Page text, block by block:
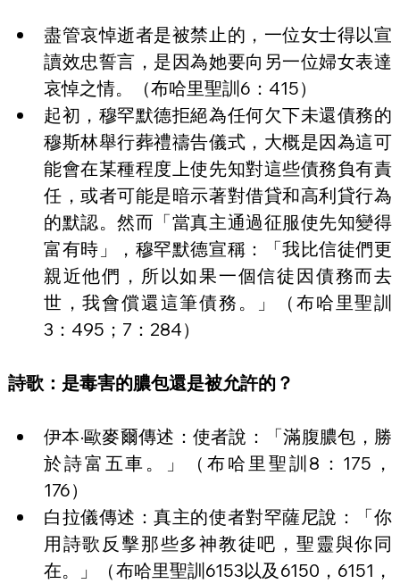
盡管哀悼逝者是被禁止的，一位女士得以宣
讀效忠誓言，是因為她要向另一位婦女表達
哀悼之情。（布哈里聖訓6：415）
起初，穆罕默德拒絕為任何欠下未還債務的
穆斯林舉行葬禮禱告儀式，大概是因為這可
能會在某種程度上使先知對這些債務負有責
任，或者可能是暗示著對借貸和高利貸行為
的默認。然而「當真主通過征服使先知變得
富有時」，穆罕默德宣稱：「我比信徒們更
親近他們，所以如果一個信徒因債務而去
世，我會償還這筆債務。」（布哈里聖訓
3：495；7：284）
詩歌：是毒害的膿包還是被允許的？
伊本·歐麥爾傳述：使者說：「滿腹膿包，勝
於詩富五車。」（布哈里聖訓8：175，
176）
白拉儀傳述：真主的使者對罕薩尼說：「你
用詩歌反擊那些多神教徒吧，聖靈與你同
在。」（布哈里聖訓6153以及6150，6151，